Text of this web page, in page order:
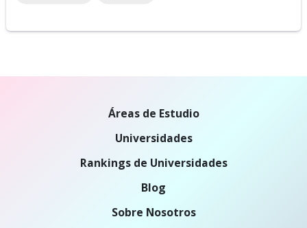
Áreas de Estudio
Universidades
Rankings de Universidades
Blog
Sobre Nosotros